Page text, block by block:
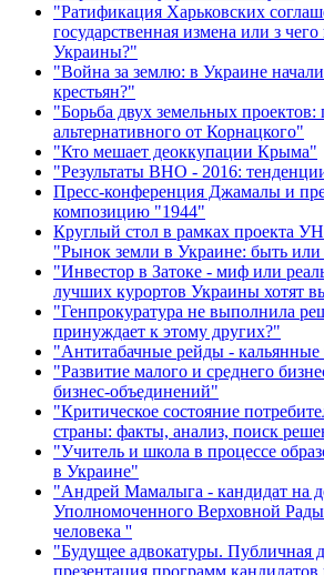
"Ратификация Харьковских
государственная измена или з
Украины?"
"Война за землю: в Украине начали
крестьян?"
"Борьба двух земельных проектов:
альтернативного от Корнацкого"
"Кто мешает деоккупации Крыма"
"Результаты ВНО - 2016:
Пресс-конференция Джамалы и
композицию "1944"
Круглый стол в рамках проекта
"Рынок земли в Украине: быть или
"Инвестор в Затоке - миф или
лучших курортов Украины хотят
"Генпрокуратура не выполнила
принуждает к этому других?"
"Антитабачные рейды -
"Развитие малого и среднего
бизнес-объединений"
"Критическое состояние
страны: факты, анализ, поиск
"Учитель и школа в процессе
в Украине"
"Андрей Мамалыга - кандидат на
Уполномоченного Верховной
человека ''
"Будущее адвокатуры. Публичная
презентация программ кандидатов